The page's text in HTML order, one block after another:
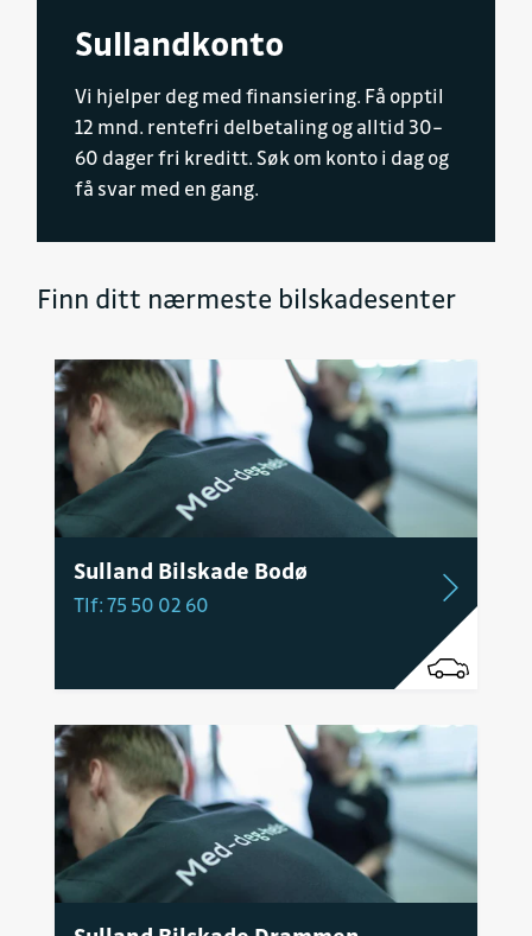
Sullandkonto
Vi hjelper deg med finansiering. Få opptil
12 mnd. rentefri delbetaling og alltid 30–
60 dager fri kreditt. Søk om konto i dag og
få svar med en gang.
Finn ditt nærmeste bilskadesenter
Sulland Bilskade Bodø
Tlf: 75 50 02 60